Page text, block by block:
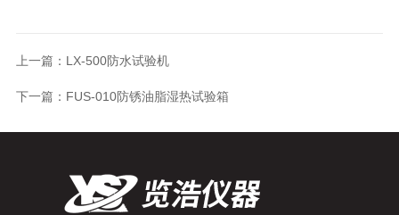
上一篇： LX-500防水试验机
下一篇： FUS-010防锈油脂湿热试验箱